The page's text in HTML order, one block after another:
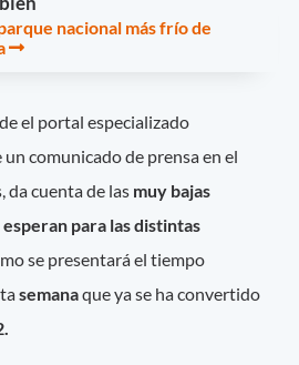
nacional más frío de
el portal especializado
comunicado de prensa en el
da cuenta de las muy bajas
para las distintas
se presentará el tiempo
semanaque ya se ha convertido